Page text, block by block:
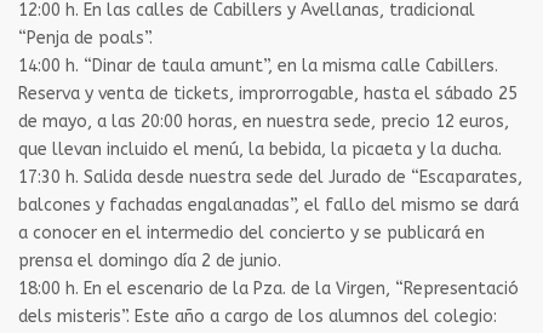
12:00 h. En las calles de Cabillers y Avellanas, tradicional
“Penja de poals”.
14:00 h. “Dinar de taula amunt”, en la misma calle Cabillers.
Reserva y venta de tickets, improrrogable, hasta el sábado 25
de mayo, a las 20:00 horas, en nuestra sede, precio 12 euros,
que llevan incluido el menú, la bebida, la picaeta y la ducha.
17:30 h. Salida desde nuestra sede del Jurado de “Escaparates,
balcones y fachadas engalanadas”, el fallo del mismo se dará
a conocer en el intermedio del concierto y se publicará en
prensa el domingo día 2 de junio.
18:00 h. En el escenario de la Pza. de la Virgen, “Representació
dels misteris”. Este año a cargo de los alumnos del colegio: